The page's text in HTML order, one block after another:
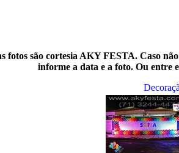
fotos são cortesia AKY FESTA. Caso
informe a data e a foto. Ou entre